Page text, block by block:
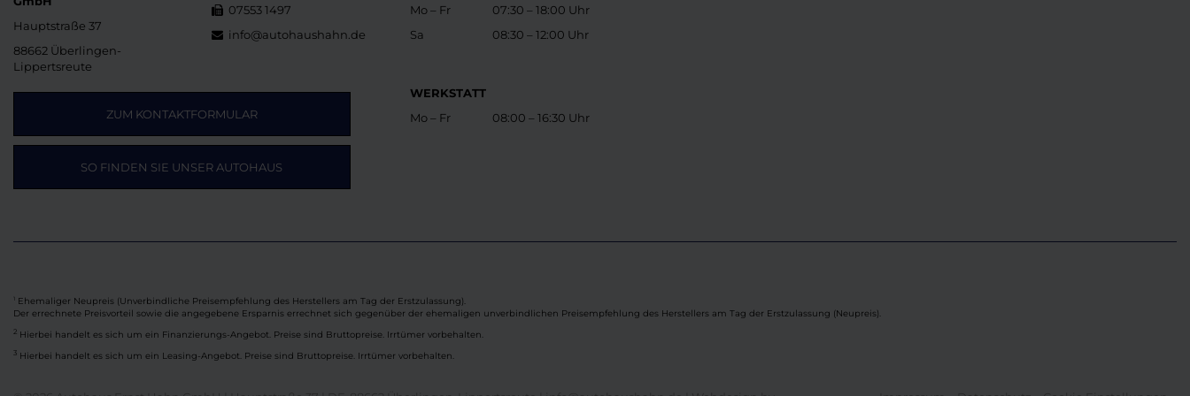
Hauptstraße 37
88662 Überlingen-
Lippertsreute
07553 1497
info@autohaushahn.de
ZUM KONTAKTFORMULAR
SO FINDEN SIE UNSER AUTOHAUS
Mo – Fr
Sa
07:30 – 18:00 Uhr
08:30 – 12:00 Uhr
WERKSTATT
Mo – Fr
08:00 – 16:30 Uhr
Ehemaliger Neupreis (Unverbindliche Preisempfehlung des Herstellers am Tag der Erstzulassung).
Der errechnete Preisvorteil sowie die angegebene Ersparnis errechnet sich gegenüber der ehemaligen unverbindlichen Preisempfehlung des Herstellers am Tag der Erstzulassung (Neupreis).
2 Hierbei handelt es sich um ein Finanzierungs-Angebot. Preise sind Bruttopreise. Irrtümer vorbehalten.
3 Hierbei handelt es sich um ein Leasing-Angebot. Preise sind Bruttopreise. Irrtümer vorbehalten.